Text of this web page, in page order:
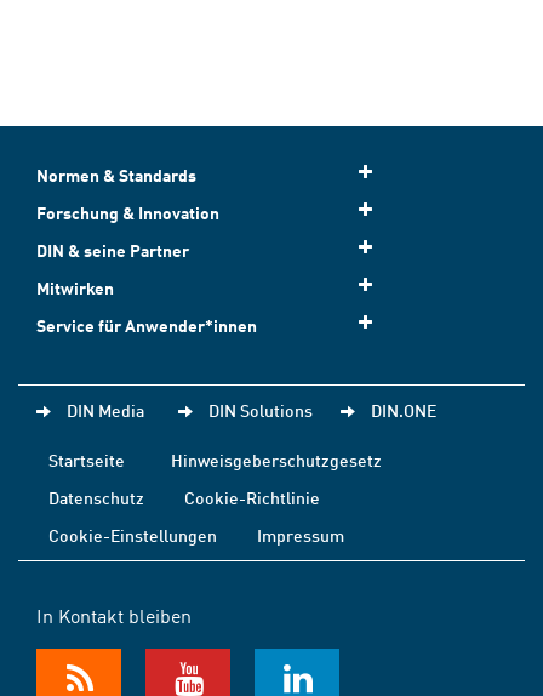
Normen & Standards
Forschung & Innovation
DIN & seine Partner
Mitwirken
Service für Anwender*innen
DIN Media DIN Solutions DIN.ONE
Startseite
Hinweisgeberschutzgesetz
Datenschutz
Cookie-Richtlinie
Cookie-Einstellungen
Impressum
In Kontakt bleiben